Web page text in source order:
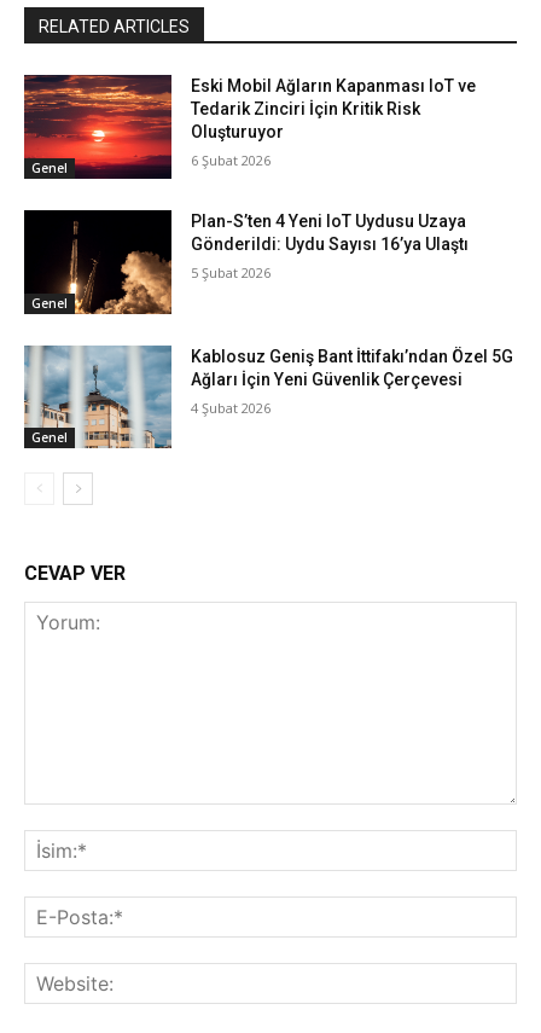
RELATED ARTICLES
Genel
Eski Mobil Ağların Kapanması IoT ve
Tedarik Zinciri İçin Kritik Risk
Oluşturuyor
6 Şubat 2026
Genel
Plan-S’ten 4 Yeni IoT Uydusu Uzaya
Gönderildi: Uydu Sayısı 16’ya Ulaştı
5 Şubat 2026
Genel
Kablosuz Geniş Bant İttifakı’ndan Özel 5G
Ağları İçin Yeni Güvenlik Çerçevesi
4 Şubat 2026
CEVAP VER